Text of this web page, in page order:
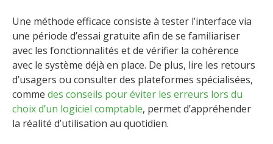
Une méthode efficace consiste à tester l’interface via
une période d’essai gratuite afin de se familiariser
avec les fonctionnalités et de vérifier la cohérence
avec le système déjà en place. De plus, lire les retours
d’usagers ou consulter des plateformes spécialisées,
comme des conseils pour éviter les erreurs lors du
choix d’un logiciel comptable, permet d’appréhender
la réalité d’utilisation au quotidien.